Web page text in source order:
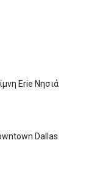
Erie Νησιά
Dallas